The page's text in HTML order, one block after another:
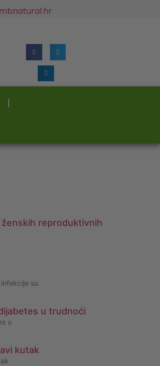
reproduktivnih
su
u trudnoći
u
kutak